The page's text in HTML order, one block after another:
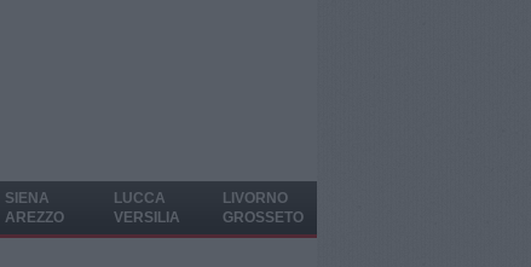
SIENA
AREZZO
LUCCA
VERSILIA
LIVORNO
GROSSETO